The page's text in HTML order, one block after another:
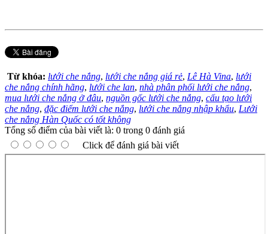
Từ khóa: lưới che nắng, lưới che nắng giá rẻ, Lê Hà Vina, lưới
che nắng chính hãng, lưới che lan, nhà phân phối lưới che nắng,
mua lưới che nắng ở đâu, nguồn gốc lưới che nắng, cấu tạo lưới
che nắng, đặc điểm lưới che nắng, lưới che nắng nhập khẩu, Lưới
che nắng Hàn Quốc có tốt không
Tổng số điểm của bài viết là: 0 trong 0 đánh giá
Click để đánh giá bài viết